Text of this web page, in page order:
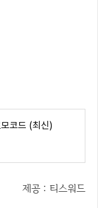
코드 (최신)
제공 : 티스워드